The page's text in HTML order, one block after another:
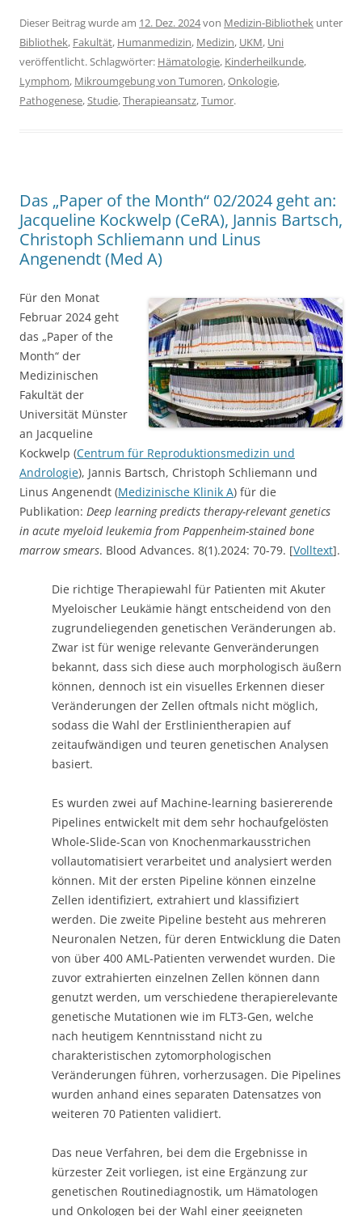
Dieser Beitrag wurde am 12. Dez. 2024von Medizin-Bibliothek unter
Bibliothek, Fakultät, Humanmedizin, Medizin, UKM, Uni
veröffentlicht. Schlagwörter: Hämatologie, Kinderheilkunde,
Lymphom, Mikroumgebung von Tumoren,Onkologie,
Pathogenese,Studie,Therapieansatz,Tumor.
Das „Paper of the Month“ 02/2024 geht an:
Jacqueline Kockwelp (CeRA), Jannis Bartsch,
Christoph Schliemann und Linus
Angenendt (Med A)
Für den Monat
Februar 2024 geht
das „Paper of the
Month“ der
Medizinischen
Fakultät der
Universität Münster
an Jacqueline
Kockwelp (Centrum für Reproduktionsmedizin und
Andrologie), Jannis Bartsch, Christoph Schliemann und
Linus Angenendt (Medizinische Klinik A) für die
Publikation: Deep learning predicts therapy-relevant genetics
in acute myeloid leukemia from Pappenheim-stained bone
marrow smears. Blood Advances. 8(1).2024: 70-79. [Volltext].
Die richtige Therapiewahl für Patienten mit Akuter
Myeloischer Leukämie hängt entscheidend von den
zugrundeliegenden genetischen Veränderungen ab.
Zwar ist für wenige relevante Genveränderungen
bekannt, dass sich diese auch morphologisch äußern
können, dennoch ist ein visuelles Erkennen dieser
Veränderungen der Zellen oftmals nicht möglich,
sodass die Wahl der Erstlinientherapien auf
zeitaufwändigen und teuren genetischen Analysen
basiert.
Es wurden zwei auf Machine-learning basiererende
Pipelines entwickelt mit dem sehr hochaufgelösten
Whole-Slide-Scan von Knochenmarkausstrichen
vollautomatisiert verarbeitet und analysiert werden
können. Mit der ersten Pipeline können einzelne
Zellen identifiziert, extrahiert und klassifiziert
werden. Die zweite Pipeline besteht aus mehreren
Neuronalen Netzen, für deren Entwicklung die Daten
von über 400 AML-Patienten verwendet wurden. Die
zuvor extrahierten einzelnen Zellen können dann
genutzt werden, um verschiedene therapierelevante
genetische Mutationen wie im FLT3-Gen, welche
nach heutigem Kenntnisstand nicht zu
charakteristischen zytomorphologischen
Veränderungen führen, vorherzusagen. Die Pipelines
wurden anhand eines separaten Datensatzes von
weiteren 70 Patienten validiert.
Das neue Verfahren, bei dem die Ergebnisse in
kürzester Zeit vorliegen, ist eine Ergänzung zur
genetischen Routinediagnostik, um Hämatologen
und Onkologen bei der Wahl einer geeigneten